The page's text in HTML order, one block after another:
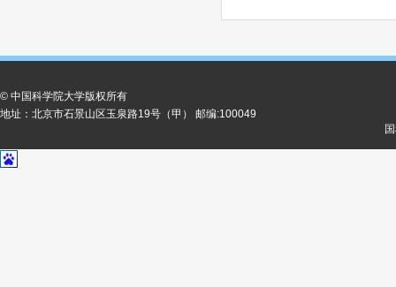
© 中国科学院大学版权所有
地址：北京市石景山区玉泉路19号（甲） 邮编:100049